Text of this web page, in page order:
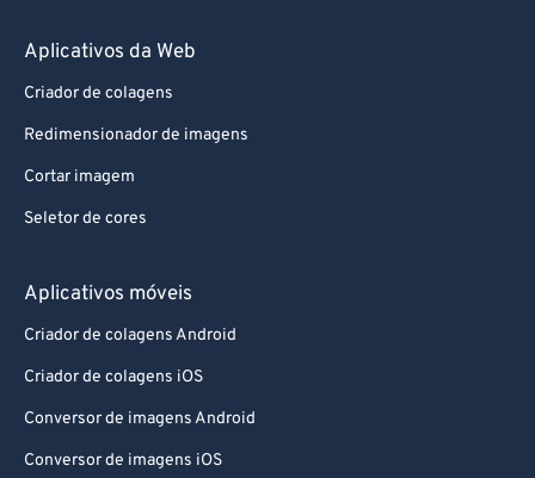
Aplicativos da Web
Criador de colagens
Redimensionador de imagens
Cortar imagem
Seletor de cores
Aplicativos móveis
Criador de colagens Android
Criador de colagens iOS
Conversor de imagens Android
Conversor de imagens iOS